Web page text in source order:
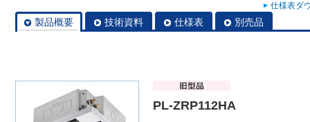
仕様表ダ
製品概要 技術資料 仕様表 別売品
PL-ZRP112HA